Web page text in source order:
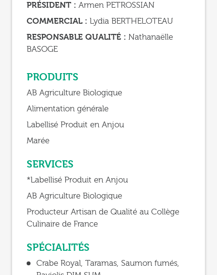
PRÉSIDENT : Armen PETROSSIAN
COMMERCIAL : Lydia BERTHELOTEAU
RESPONSABLE QUALITÉ : Nathanaëlle
BASOGE
PRODUITS
AB Agriculture Biologique
Alimentation générale
Labellisé Produit en Anjou
Marée
SERVICES
*Labellisé Produit en Anjou
AB Agriculture Biologique
Producteur Artisan de Qualité au Collège
Culinaire de France
SPÉCIALITÉS
Crabe Royal, Taramas, Saumon fumés,